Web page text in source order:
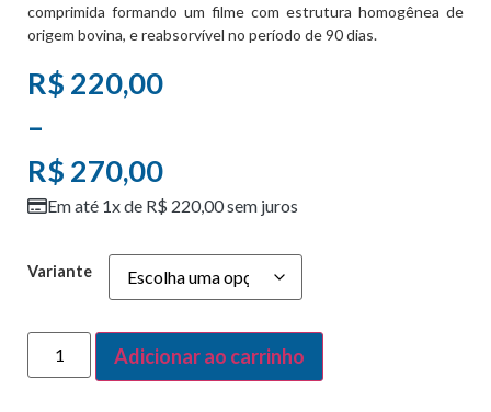
comprimida formando um filme com estrutura homogênea de
origem bovina, e reabsorvível no período de 90 dias.
R$ 220,00
–
R$ 270,00
Em até 1x de R$ 220,00sem juros
Variante
Adicionar ao carrinho